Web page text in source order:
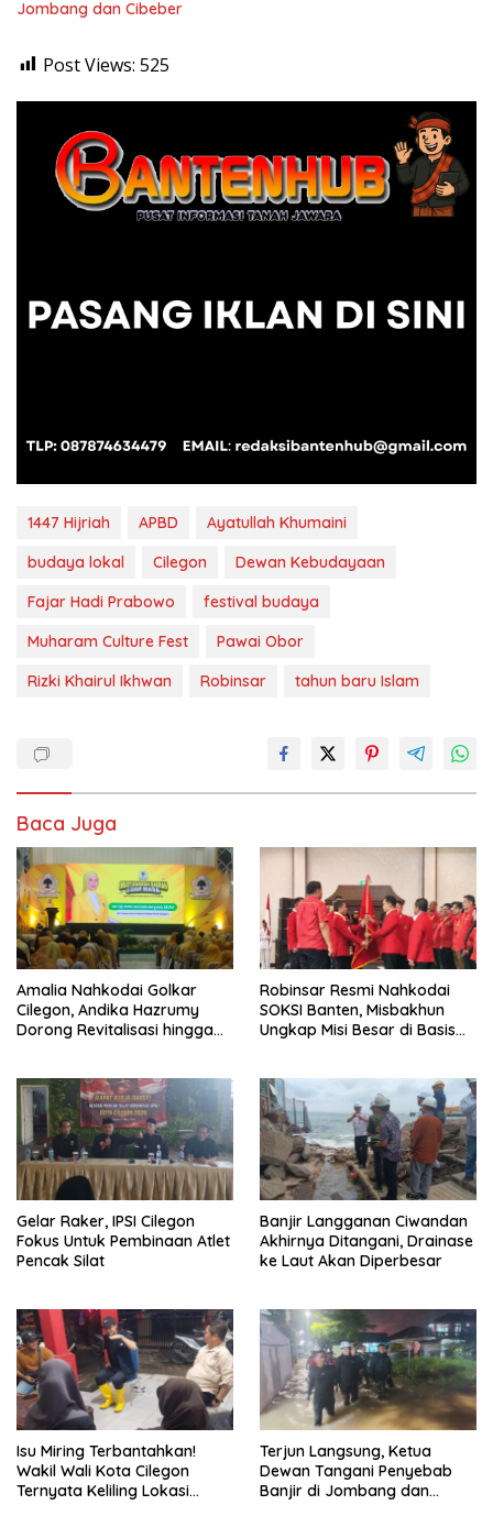
Jombang dan Cibeber
Post Views: 525
1447 Hijriah APBD
Ayatullah Khumaini
budaya lokal
Cilegon
Dewan Kebudayaan
Fajar Hadi Prabowo
festival budaya
Muharam Culture Fest
Pawai Obor
Rizki Khairul Ikhwan
Robinsar tahun baru Islam
Baca Juga
Amalia Nahkodai Golkar
Cilegon, Andika Hazrumy
Dorong Revitalisasi hingga
Robinsar Resmi Nahkodai
SOKSI Banten, Misbakhun
Ungkap Misi Besar di Basis
Gelar Raker, IPSI Cilegon
Fokus Untuk Pembinaan Atlet
Pencak Silat
Banjir Langganan Ciwandan
Akhirnya Ditangani, Drainase
ke Laut Akan Diperbesar
Isu Miring Terbantahkan!
Wakil Wali Kota Cilegon
Ternyata Keliling Lokasi
Terjun Langsung, Ketua
Dewan Tangani Penyebab
Banjir di Jombang dan